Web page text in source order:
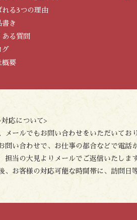
れる3つの理由
書き
ある質問
グ
概要
対応について>
メールでもお問い合わせをいただいてお
問い合わせで、お仕事の都合などで電話
当の大見よりメールでご返信いたしま
、お客様の対応可能な時間帯に、訪問